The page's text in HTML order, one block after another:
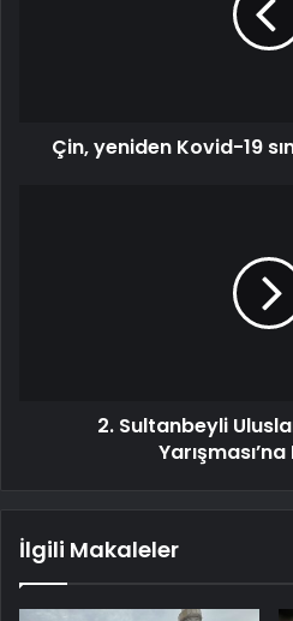
Çin, yeniden Kovid-19
2. Sultanbeyli
İlgili Makaleler